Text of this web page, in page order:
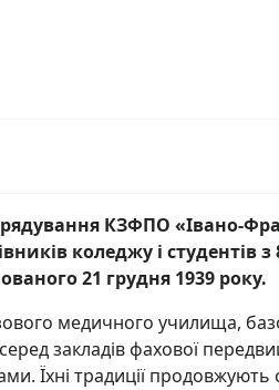
КЗФПО «Івано-
коледжу і студентів
21 грудня 1939 року.
медичного училища,
закладів фахової
Їхні традиції продовжують